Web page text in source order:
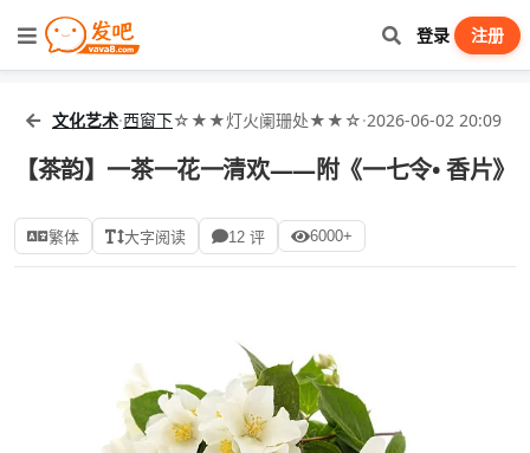
登录 注册
文化艺术·西窗下☆★★灯火阑珊处★★☆·2026-06-02 20:09
【茶韵】一茶一花一清欢——附《一七令• 香片》
繁体 大字阅读 12 评 6000+